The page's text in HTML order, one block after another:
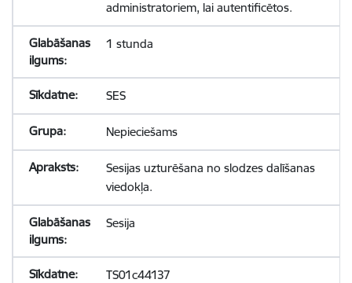
administratoriem, lai autentificētos.
1 stunda
SES
Nepieciešams
Sesijas uzturēšana no slodzes dalīšanas
viedokļa.
Sesija
TS01c44137